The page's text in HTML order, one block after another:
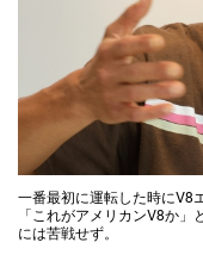
一番最初に運転した時にV8
「これがアメリカンV8か
には苦戦せず。